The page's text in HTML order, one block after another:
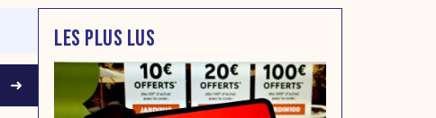
Just over a week after the tragedy at the Le Constellation bar in
and 116 injured, the wealthy Alpine nation will come to a
at 2:00 pm (1300 GMT). MAXIME SCHMID / AFP
LES PLUS LUS